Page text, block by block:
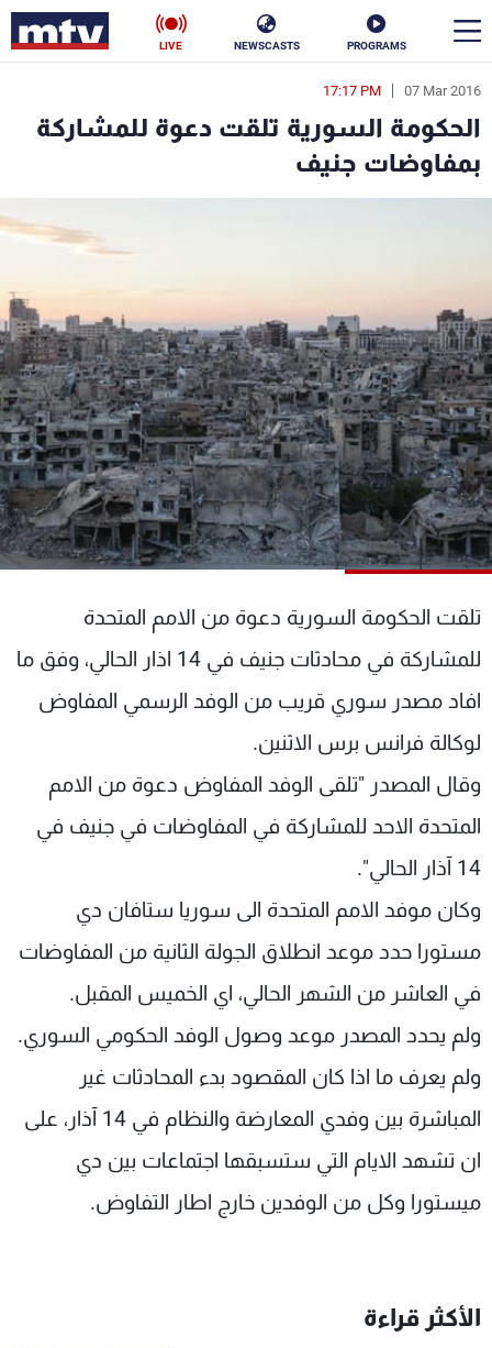
PROGRAMS
NEWSCASTS
LIVE
07 Mar 2016
17:17 PM
الحكومة السورية تلقت دعوة للمشاركة
بمفاوضات جنيف
تلقت الحكومة السورية دعوة من الامم المتحدة
للمشاركة في محادثات جنيف في 14 اذار الحالي، وفق ما
افاد مصدر سوري قريب من الوفد الرسمي المفاوض
لوكالة فرانس برس الاثنين.
وقال المصدر "تلقى الوفد المفاوض دعوة من الامم
المتحدة الاحد للمشاركة في المفاوضات في جنيف في
14 آذار الحالي".
وكان موفد الامم المتحدة الى سوريا ستافان دي
مستورا حدد موعد انطلاق الجولة الثانية من المفاوضات
في العاشر من الشهر الحالي، اي الخميس المقبل.
ولم يحدد المصدر موعد وصول الوفد الحكومي السوري.
ولم يعرف ما اذا كان المقصود بدء المحادثات غير
المباشرة بين وفدي المعارضة والنظام في 14 آذار، على
ان تشهد الايام التي ستسبقها اجتماعات بين دي
ميستورا وكل من الوفدين خارج اطار التفاوض.
الأكثر قراءة
en
الأخبار
سياسة ناس
منوعات
كأس العالم
البرامج
جدول البرامج
شاهد البرامج
الترددات
عن MTV
لاعلاناتكم
وظائف
شروط الإسـتخدام